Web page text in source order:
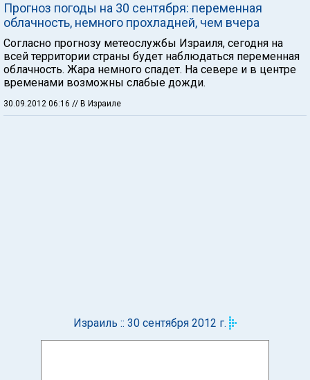
Прогноз погоды на 30 сентября: переменная
облачность, немного прохладней, чем вчера
Согласно прогнозу метеослужбы Израиля, сегодня на
всей территории страны будет наблюдаться переменная
облачность. Жара немного спадет. На севере и в центре
временами возможны слабые дожди.
30.09.2012 06:16 // В Израиле
Израиль :: 30 сентября 2012 г.